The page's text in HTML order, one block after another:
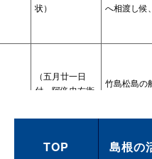
状）
へ相渡し候
（五月廿一日
付 阿倍忠右衛
竹島松島の
TOP 島根の